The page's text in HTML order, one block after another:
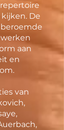
De
aan
en
van